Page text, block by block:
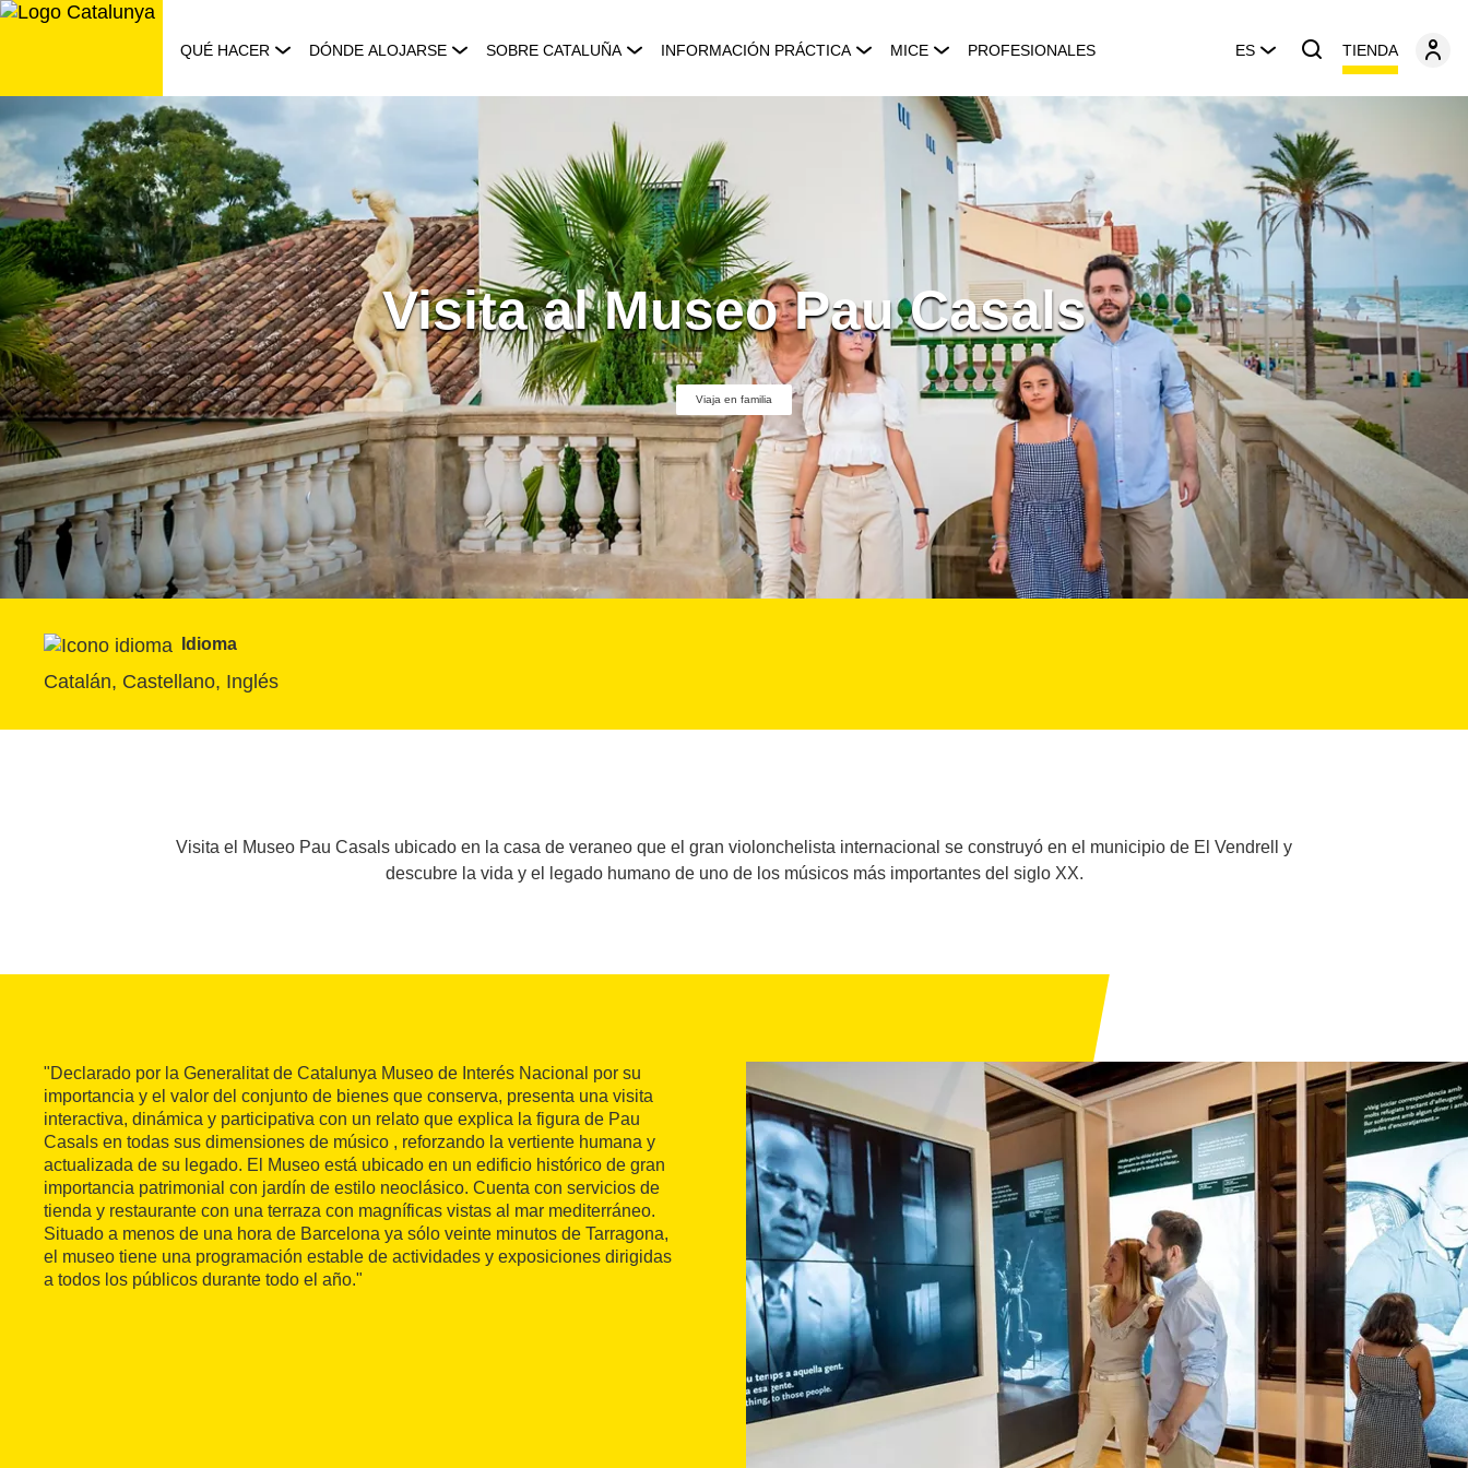
Saltar
QUÉ HACER DÓNDE ALOJARSE SOBRE CATALUÑA INFORMACIÓN PRÁCTICA MICE PROFESIONALES ES TIENDA
Visita al Museo Pau Casals
Viaja en familia
Idioma
Catalán, Castellano, Inglés
Visita el Museo Pau Casals ubicado en la casa de veraneo que el gran violonchelista internacional se construyó en el municipio de El Vendrell y
descubre la vida y el legado humano de uno de los músicos más importantes del siglo XX.
"Declarado por la Generalitat de Catalunya Museo de Interés Nacional por su
importancia y el valor del conjunto de bienes que conserva, presenta una visita
interactiva, dinámica y participativa con un relato que explica la figura de Pau
Casals en todas sus dimensiones de músico , reforzando la vertiente humana y
actualizada de su legado. El Museo está ubicado en un edificio histórico de gran
importancia patrimonial con jardín de estilo neoclásico. Cuenta con servicios de
tienda y restaurante con una terraza con magníficas vistas al mar mediterráneo.
Situado a menos de una hora de Barcelona ya sólo veinte minutos de Tarragona,
el museo tiene una programación estable de actividades y exposiciones dirigidas
a todos los públicos durante todo el año."